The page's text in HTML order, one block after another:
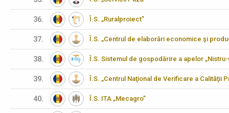
36. Î.S. „Ruralproiect”
37. Î.S. „Centrul de elaborări economice şi
38. Î.S. Sistemul de gospodărire a apelor „Nistru-
39. Î.S. „Centrul Naţional de Verificare a Calităţii
40. Î.S. ITA „Mecagro”